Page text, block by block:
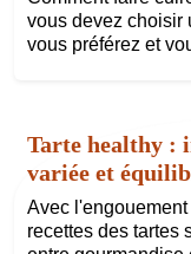
vous devez choisir
vous préférez et
Tarte healthy :
variée et
Avec
recettes des tartes